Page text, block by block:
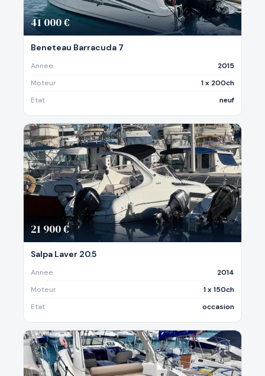
41 000 €
Beneteau Barracuda 7
Annee
2015
Moteur
1 x 200ch
Etat
neuf
21 900 €
Salpa Laver 20.5
Annee
2014
Moteur
1 x 150ch
Etat
occasion